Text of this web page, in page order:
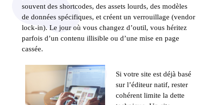
souvent des shortcodes, des assets lourds, des modèles
de données spécifiques, et créent un verrouillage (vendor
lock-in). Le jour où vous changez d’outil, vous héritez
parfois d’un contenu illisible ou d’une mise en page
cassée.
Si votre site est déjà basé
sur l’éditeur natif, rester
cohérent limite la dette